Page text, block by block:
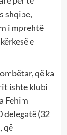
shqipe,
i mprehtë
e
që ka
ishte klubi
Fehim
delegatë (32
që